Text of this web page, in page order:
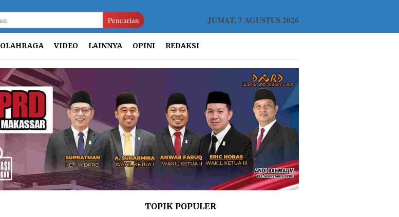
Pencarian JUMAT, 7 AGUSTUS 2026
OLAHRAGA VIDEO LAINNYA OPINI REDAKSI
TOPIK POPULER